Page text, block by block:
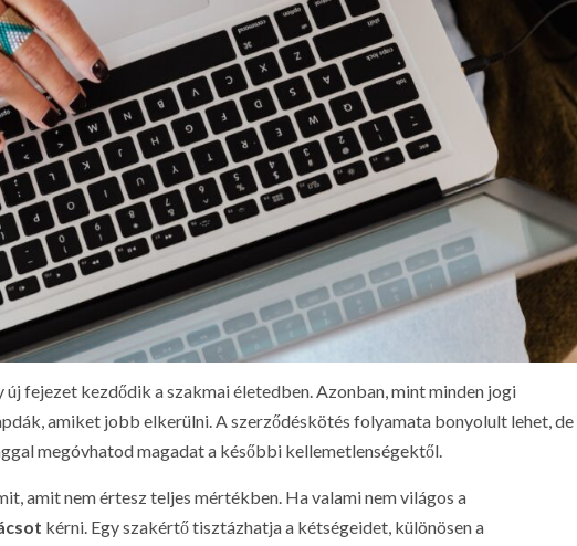
új fejezet kezdődik a szakmai életedben. Azonban, mint minden jogi
amiket jobb elkerülni. A szerződéskötés folyamata bonyolult lehet, de
megóvhatod magadat a későbbi kellemetlenségektől.
amit nem értesz teljes mértékben. Ha valami nem világos a
kérni. Egy szakértő tisztázhatja a kétségeidet, különösen a